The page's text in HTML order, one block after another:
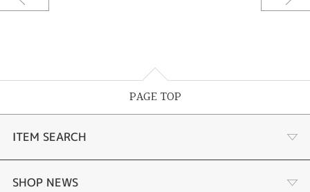
PAGE TOP
ITEM SEARCH
ナチュラルパール
SHOP NEWS